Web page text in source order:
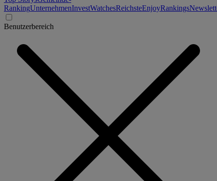
RankingUnternehmenInvestWatchesReichsteEnjoyRankings
Benutzerbereich